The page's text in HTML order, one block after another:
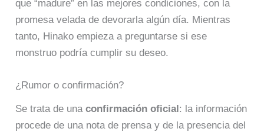
que “madure” en las mejores condiciones, con la
promesa velada de devorarla algún día. Mientras
tanto, Hinako empieza a preguntarse si ese
monstruo podría cumplir su deseo.
¿Rumor o confirmación?
Se trata de unaconfirmación oficial: la información
procede de una nota de prensa y de la presencia del